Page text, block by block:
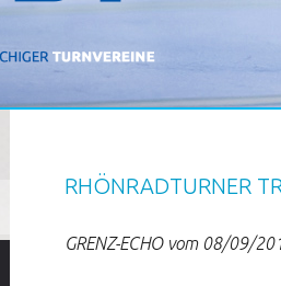
RHÖNRADTURNER
GRENZ-ECHO vom 08/09/